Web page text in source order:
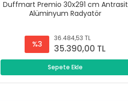
Duffmart Premio 30x291 cm Antrasit
Alüminyum Radyatör
%3
36.484,53 TL
35.390,00 TL
Sepete Ekle